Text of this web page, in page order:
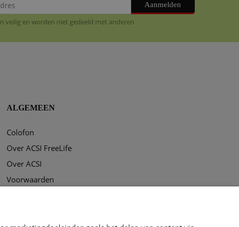
Aanmelden
veilig en worden niet gedeeld met anderen
ALGEMEEN
Colofon
Over ACSI FreeLife
Over ACSI
Voorwaarden